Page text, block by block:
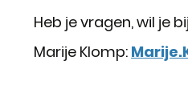
Heb je vragen, wil je
Marije Klomp: